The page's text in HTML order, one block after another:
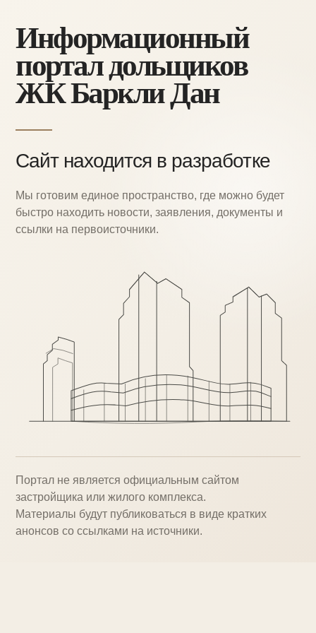
Информационный
портал дольщиков
ЖК Баркли Дан
Сайт находится в разработке
Мы готовим единое пространство, где можно будет
быстро находить новости, заявления, документы и
ссылки на первоисточники.
Портал не является официальным сайтом
застройщика или жилого комплекса.
Материалы будут публиковаться в виде кратких
анонсов со ссылками на источники.